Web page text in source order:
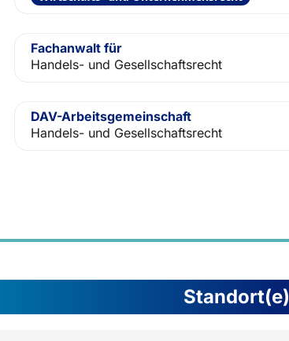
Fachanwalt für
Handels- und Gesellschaftsrecht
DAV-Arbeitsgemeinschaft
Handels- und Gesellschaftsrecht
Standort(e)